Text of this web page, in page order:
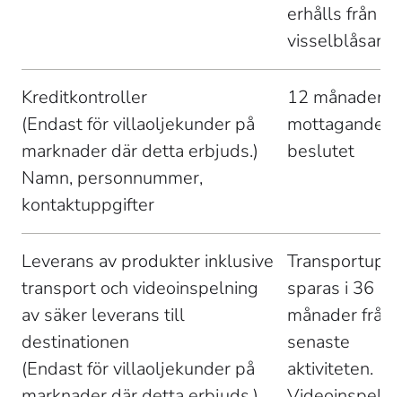
erhålls från
Kreditkontroller
(Endast för villaoljekunder på
marknader där detta erbjuds.)
Namn, personnummer,
kontaktuppgifter
12 månader
mottagandet
beslutet
Leverans av produkter inklusive
transport och videoinspelning
av säker leverans till
destinationen
(Endast för villaoljekunder på
sparas i 36
månader från
senaste
aktiviteten.